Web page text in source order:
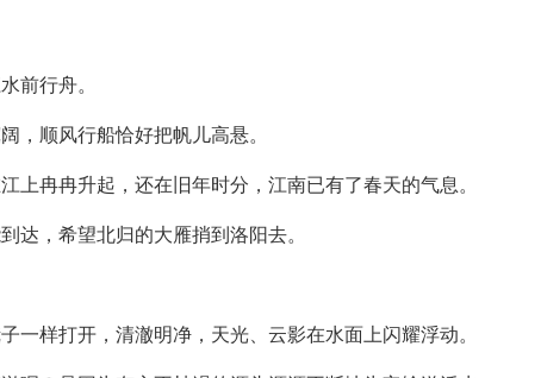
前行舟。
，顺风行船恰好把帆儿高悬。
上冉冉升起，还在旧年时分，江南已有了春天的气息。
达，希望北归的大雁捎到洛阳去。
一样打开，清澈明净，天光、云影在水面上闪耀浮动。